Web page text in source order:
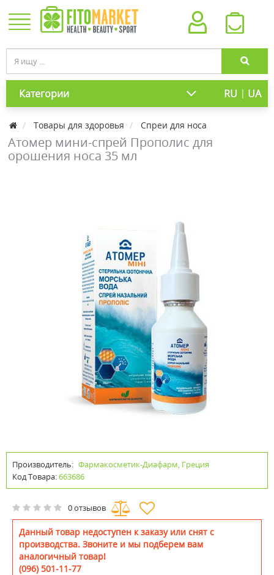
Категории RU | UA
Товары для здоровья Спреи для носа
Атомер мини-спрей Прополис для
орошения носа 35 мл
Производитель: Фармакосметик-Диафарм, Греция
Код Товара:663686
0 отзывов
Данный товар недоступен к заказу или снят с
производства. Звоните и мы подберем вам
аналогичный товар!
(096) 501-11-77